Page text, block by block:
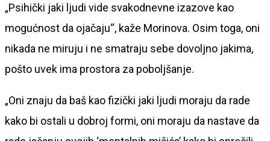
„Psihički jaki ljudi vide svakodnevne izazove kao
mogućnost da ojačaju“, kaže Morinova. Osim toga, oni
nikada ne miruju i ne smatraju sebe dovoljno jakima,
pošto uvek ima prostora za poboljšanje.
„Oni znaju da baš kao fizički jaki ljudi moraju da rade
kako bi ostali u dobroj formi, oni moraju da nastave da